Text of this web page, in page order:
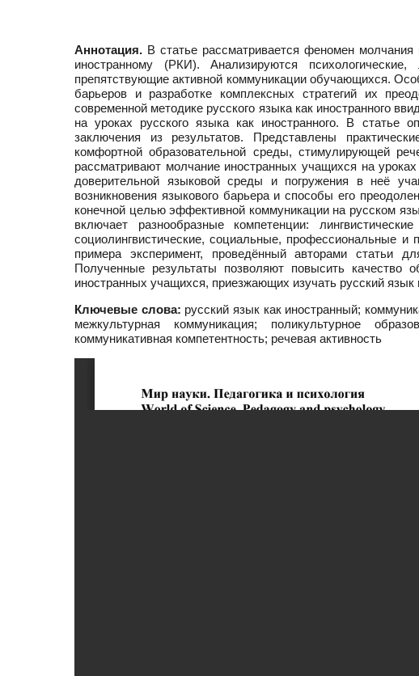
Аннотация. В статье рассматривается феномен
иностранному (РКИ). Анализируются
препятствующие активной коммуникации обучающихся.
барьеров и разработке комплексных стратегий их
современной методике русского языка как иностранного
на уроках русского языка как иностранного. В статье
заключения из результатов. Представлены
комфортной образовательной среды, стимулирующей
рассматривают молчание иностранных учащихся на уроках
доверительной языковой среды и погружения в неё
возникновения языкового барьера и способы его
конечной целью эффективной коммуникации на русском
включает разнообразные компетенции:
социолингвистические, социальные, профессиональные и
примера эксперимент, проведённый авторами статьи
Полученные результаты позволяют повысить качество
иностранных учащихся, приезжающих изучать русский язык
Ключевые слова: русский язык как иностранный;
межкультурная коммуникация; поликультурное
коммуникативная компетентность; речевая активность